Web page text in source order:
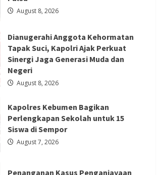
Bagikan
Sekolah untuk 15 Siswa di
August 7, 2026
dan Kriminalitas
Berita Nasional
Kasus Penganiayaan yang
Korban Meninggal di
August 8, 2026
Dianugerahi Anggota Kehormatan
Tapak Suci, Kapolri Ajak Perkuat
Sinergi Jaga Generasi Muda dan
Negeri
August 8, 2026
Kapolres Kebumen Bagikan
Perlengkapan Sekolah untuk 15
Siswa di Sempor
August 7, 2026
Penanganan Kasus Penganiayaan